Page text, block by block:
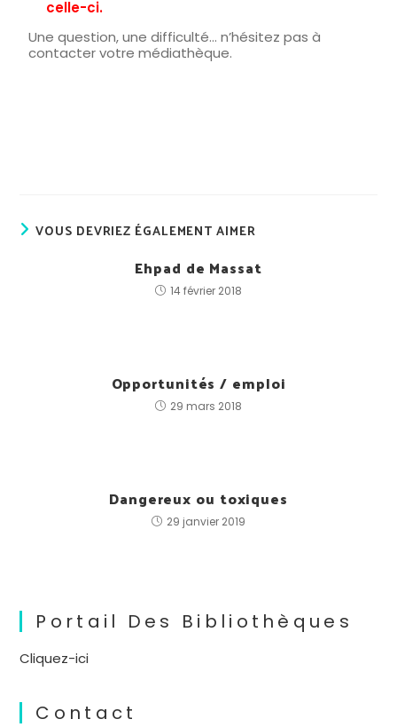
celle-ci.
Une question, une difficulté… n’hésitez pas à
contacter votre médiathèque.
VOUS DEVRIEZ ÉGALEMENT AIMER
Ehpad de Massat
14 février 2018
Opportunités / emploi
29 mars 2018
Dangereux ou toxiques
29 janvier 2019
Portail Des Bibliothèques
Cliquez-ici
Contact